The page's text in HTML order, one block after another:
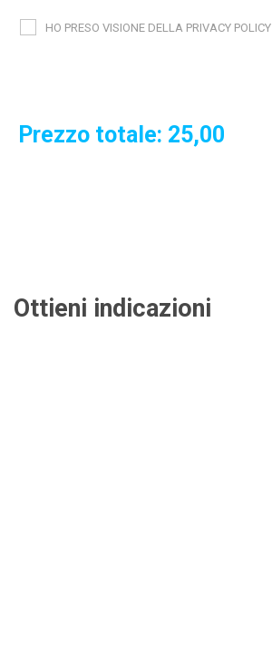
HO PRESO VISIONE DELLA PRIVACY POLICY
Prezzo totale: 25,00
Ottieni indicazioni